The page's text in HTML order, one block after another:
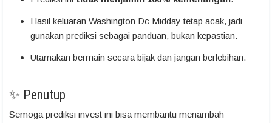
Hasil keluaran Washington Dc Midday tetap acak, jadi
gunakan prediksi sebagai panduan, bukan kepastian.
Utamakan bermain secara bijak dan jangan berlebihan.
✨ Penutup
Semoga prediksi invest ini bisa membantu menambah